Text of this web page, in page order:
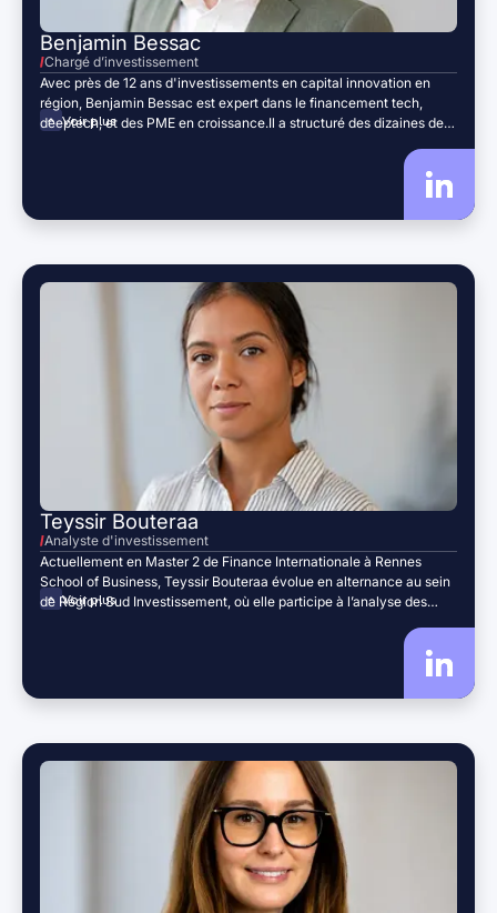
Benjamin Bessac
Chargé d’investissement
Avec près de 12 ans d'investissements en capital innovation en
région, Benjamin Bessac est expert dans le financement tech,
deeptech, et des PME en croissance.Il a structuré des dizaines de
changement d'échelle d'entreprises régionales en tant que board
engagement fort auprès des entreprises du territoire.
Voir plus
Teyssir Bouteraa
Analyste d'investissement
Actuellement en Master 2 de Finance Internationale à Rennes
School of Business, Teyssir Bouteraa évolue en alternance au sein
de Région Sud Investissement, où elle participe à l’analyse des
Voir plus